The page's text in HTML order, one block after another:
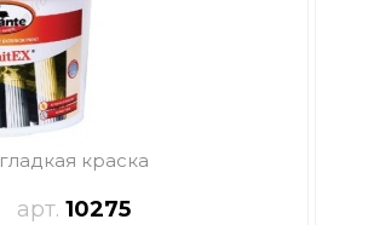
гладкая краска
10275